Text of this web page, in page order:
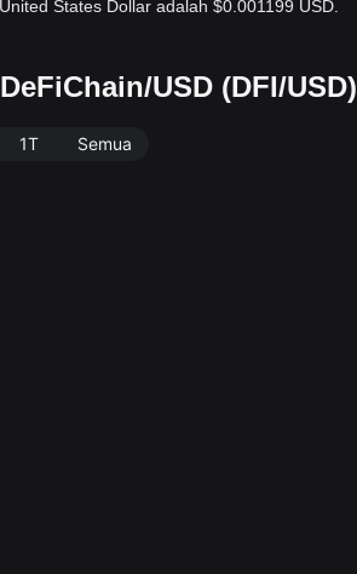
States Dollar adalah $0.001199 USD.
USD (DFI/USD)
1T Semua